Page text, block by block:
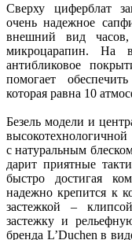
Сверху циферблат
очень надежное
внешний вид часов,
микроцарапин. На
антибликовое
помогает
которая равна 10
Безель модели и
с натуральным
дарит приятные
быстро достигая
надежно крепится к
застежкой –
застежку и
бренда L’Duchen в